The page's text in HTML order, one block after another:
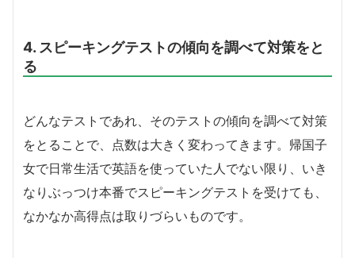
4. スピーキングテストの傾向を調べて対策をと
る
どんなテストであれ、そのテストの傾向を調べて対策
をとることで、点数は大きく変わってきます。帰国子
女で日常生活で英語を使っていた人でない限り、いき
なりぶっつけ本番でスピーキングテストを受けても、
なかなか高得点は取りづらいものです。